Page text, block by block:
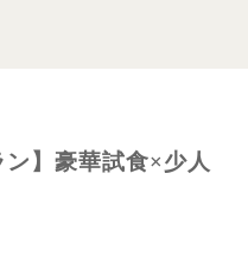
】豪華試食×少人